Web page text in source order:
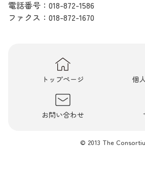
電話番号： 018-872-1586
ファクス：018-872-1670
トップページ
お問い合わせ
個
© 2013 The